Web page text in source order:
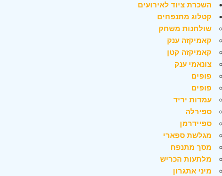
השכרת ציוד לאירועים
קטלוג מתנפחים
שולחנות משחק
קאמיקזה ענק
קאמיקזה קטן
צונאמי ענק
פופים
פופים
עמדות יריד
ספירלה
ספיידרמן
מגלשת ספארי
מסך מתנפח
מלתעות הכריש
מיני אתגרון